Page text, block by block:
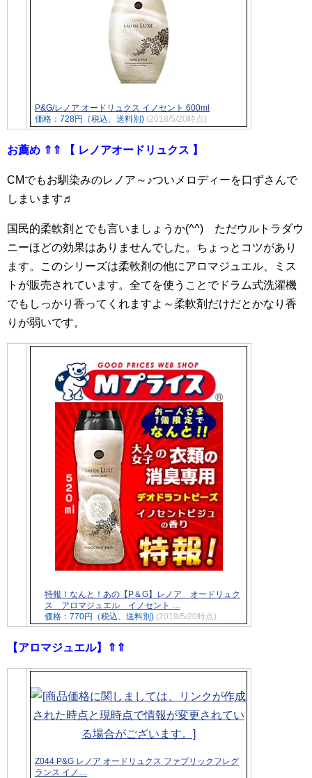
P&G/レノア オードリュクス イノセント 600ml
価格：728円（税込、送料別) (2018/5/20時点)
お薦め ⇑⇑ 【 レノアオードリュクス 】
CMでもお馴染みのレノア～♪ついメロディーを口ずさんで
しまいます♬
国民的柔軟剤とでも言いましょうか(^^) ただウルトラダウ
ニーほどの効果はありませんでした。ちょっとコツがあり
ます。このシリーズは柔軟剤の他にアロマジュエル、ミス
トが販売されています。全てを使うことでドラム式洗濯機
でもしっかり香ってくれますよ～柔軟剤だけだとかなり香
りが弱いです。
特報！なんと！あの【P＆G】レノア オードリュク
ス アロマジュエル イノセント …
価格：770円（税込、送料別) (2018/5/20時点)
【アロマジュエル】⇑⇑
Z044 P&G レノア オードリュクス ファブリックフレグ
ランス イノ…